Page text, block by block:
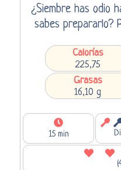
¿Siembre has odio
sabes prepararlo?
Calorías
225,75
Grasas
16,10 g
15 min